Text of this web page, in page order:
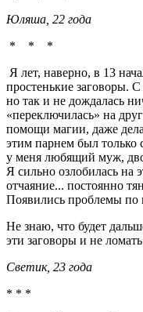
Юляша, 22 года
* * *
Я лет, наверно, в 13
простенькие заговоры. С
но так и не дождалась
«переключилась» на
помощи магии, даже
этим парнем был только
у меня любящий муж,
Я сильно озлобилась на
отчаяние... постоянно
Появились проблемы по
Не знаю, что будет
эти заговоры и не
Светик, 23 года
* * *